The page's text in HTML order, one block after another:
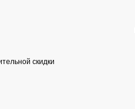
скидки